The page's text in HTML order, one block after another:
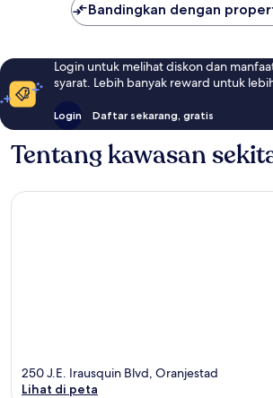
Bandingkan dengan
Login untuk melihat diskon dan
syarat. Lebih banyak reward untuk
Login Daftar sekarang, gratis
Tentang kawasan
250 J.E. Irausquin Blvd, Oranjestad
Lihat di peta